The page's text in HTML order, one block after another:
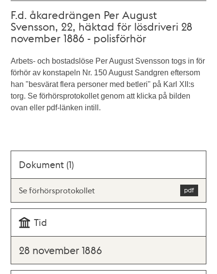
F.d. åkaredrängen Per August
Svensson, 22, häktad för lösdriveri 28
november 1886 - polisförhör
Arbets- och bostadslöse Per August Svensson togs in för
förhör av konstapeln Nr. 150 August Sandgren eftersom
han "besvärat flera personer med betleri" på Karl XII:s
torg. Se förhörsprotokollet genom att klicka på bilden
ovan eller pdf-länken intill.
Dokument (1)
Se förhörsprotokollet
Tid
28 november 1886